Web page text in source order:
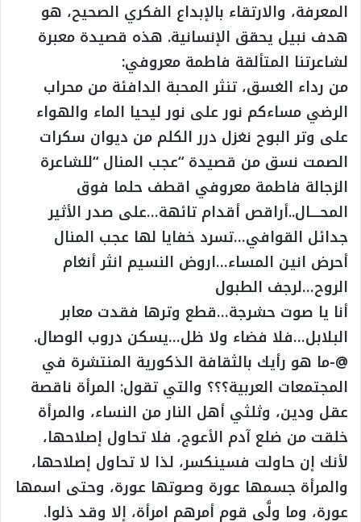
المعرفة، والارتقاء بالإبداع الفكري الصحيح، هو
هدف نبيل يحقق الإنسانية. هذه قصيدة معبرة
لشاعرتنا المتألقة فاطمة معروفي:
من رداء الغسق، تنثر المحبة الدافئة من محراب
الرضي مساءكم نور على نور ليحيا الماء والهواء
على وتر البوح نغزل درر الكلم من ديوان سكرات
الصمت نسق من قصيدة “عجب المنال “للشاعرة
الزجالة فاطمة معروفي اقطف حلما فوق
المحــــال..أراقص أقدام تائهة…على صدر الأثير
جدائل القوافي…تسرد خفايا لها عجب المنال
أحرض انين المساء…اروض النسيم انثر أنغام
الروح…لرجف الطبول
أنا يا صوت حشرجة…قطع وترها فقدت معابر
البلابل…فلا فضاء ولا ظل…يسكن دروب الوصال.
@-ما هو رأيك بالثقافة الذكورية المنتشرة في
المجتمعات العربية؟؟؟ والتي تقول: المرأة ناقصة
عقل ودين، وثلثي أهل النار من النساء، والمرأة
خلقت من ضلع آدم الأعوج، فلا تحاول إصلاحها،
لأنك إن حاولت فسينكسر، لذا لا تحاول إصلاحها،
والمرأة جسمها عورة وصوتها عورة، وحتى اسمها
عورة، وما ولَّى قوم أمرهم امرأة، إلا وقد ذلوا.